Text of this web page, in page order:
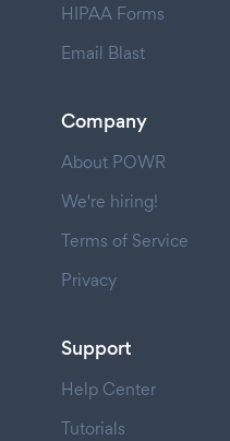
HIPAA Forms
Email Blast
Company
About POWR
We're hiring!
Terms of Service
Privacy
Support
Help Center
Tutorials